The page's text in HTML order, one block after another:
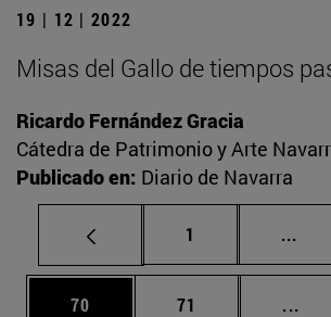
19 | 12 | 2022
Misas del Gallo de tiempos
Ricardo Fernández Gracia
Cátedra de Patrimonio y Arte
Publicado en: Diario de Navarra
Página
1 ...
Página
70 Página
71 ...